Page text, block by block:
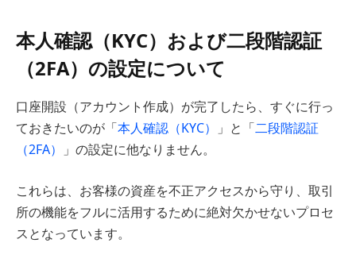
本人確認（KYC）および二段階認証
（2FA）の設定について
口座開設（アカウント作成）が完了したら、すぐに行っ
ておきたいのが「本人確認（KYC） 」と「二段階認証
（2FA）
」の設定に他なりません。
これらは、お客様の資産を不正アクセスから守り、取引
所の機能をフルに活用するために絶対欠かせないプロセ
スとなっています。